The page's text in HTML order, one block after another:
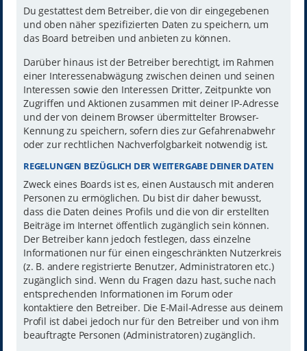
Du gestattest dem Betreiber, die von dir eingegebenen
und oben näher spezifizierten Daten zu speichern, um
das Board betreiben und anbieten zu können.
Darüber hinaus ist der Betreiber berechtigt, im Rahmen
einer Interessenabwägung zwischen deinen und seinen
Interessen sowie den Interessen Dritter, Zeitpunkte von
Zugriffen und Aktionen zusammen mit deiner IP-Adresse
und der von deinem Browser übermittelter Browser-
Kennung zu speichern, sofern dies zur Gefahrenabwehr
oder zur rechtlichen Nachverfolgbarkeit notwendig ist.
REGELUNGEN BEZÜGLICH DER WEITERGABE DEINER DATEN
Zweck eines Boards ist es, einen Austausch mit anderen
Personen zu ermöglichen. Du bist dir daher bewusst,
dass die Daten deines Profils und die von dir erstellten
Beiträge im Internet öffentlich zugänglich sein können.
Der Betreiber kann jedoch festlegen, dass einzelne
Informationen nur für einen eingeschränkten Nutzerkreis
(z. B. andere registrierte Benutzer, Administratoren etc.)
zugänglich sind. Wenn du Fragen dazu hast, suche nach
entsprechenden Informationen im Forum oder
kontaktiere den Betreiber. Die E-Mail-Adresse aus deinem
Profil ist dabei jedoch nur für den Betreiber und von ihm
beauftragte Personen (Administratoren) zugänglich.